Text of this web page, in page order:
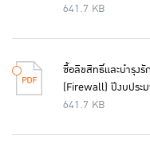
641.7 KB
ซื้อลิขสิทธิ์และบำรุง
(Firewall) ปีงบปร
641.7 KB